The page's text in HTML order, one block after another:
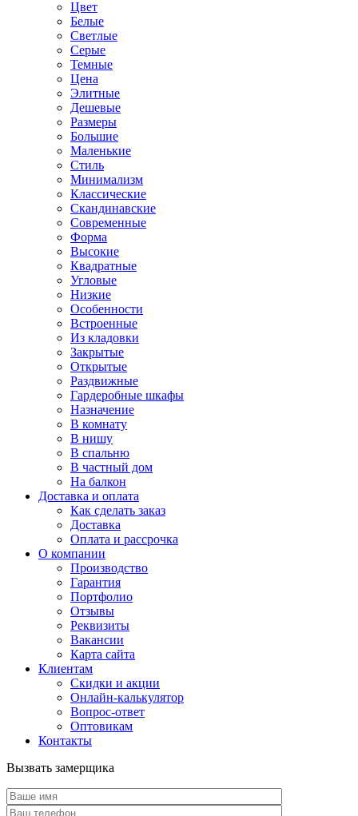
Цвет
Белые
Светлые
Серые
Темные
Цена
Элитные
Дешевые
Размеры
Большие
Маленькие
Стиль
Минимализм
Классические
Скандинавские
Современные
Форма
Высокие
Квадратные
Угловые
Низкие
Особенности
Встроенные
Из кладовки
Закрытые
Открытые
Раздвижные
Гардеробные шкафы
Назначение
В комнату
В нишу
В спальню
В частный дом
На балкон
Доставка и оплата
Как сделать заказ
Доставка
Оплата и рассрочка
О компании
Производство
Гарантия
Портфолио
Отзывы
Реквизиты
Вакансии
Карта сайта
Клиентам
Скидки и акции
Онлайн-калькулятор
Вопрос-ответ
Оптовикам
Контакты
Вызвать замерщика